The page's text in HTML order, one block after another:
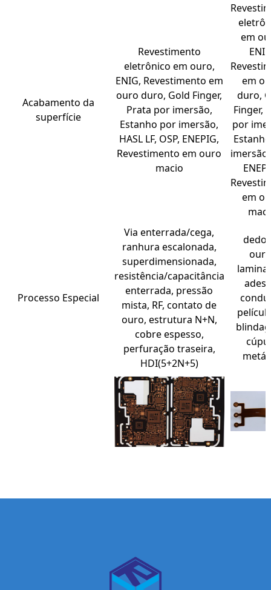
Acabamento da
superfície
Revestimento
eletrônico em ouro,
ENIG, Revestimento em
ouro duro, Gold Finger,
Prata por imersão,
Estanho por imersão,
HASL LF, OSP, ENEPIG,
Revestimento em ouro
macio
em
em
duro,
Finger,
por
imersão,
em
Processo Especial
Via enterrada/cega,
ranhura escalonada,
superdimensionada,
resistência/capacitância
enterrada, pressão
mista, RF, contato de
ouro, estrutura N+N,
cobre espesso,
perfuração traseira,
HDI(5+2N+5)
dedo